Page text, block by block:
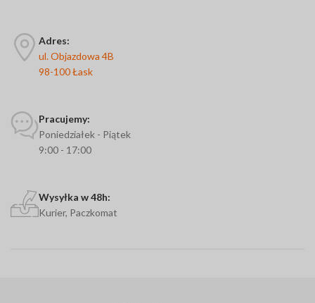
Adres:
ul. Objazdowa 4B
98-100 Łask
Pracujemy:
Poniedziałek - Piątek
9:00 - 17:00
Wysyłka w 48h:
Kurier, Paczkomat